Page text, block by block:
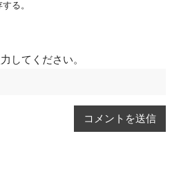
る。
してください。